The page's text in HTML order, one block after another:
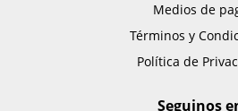
Medios de
Términos y
Política de
Seguinos